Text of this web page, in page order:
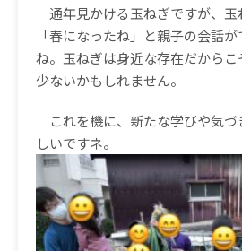
通年見かける玉ねぎですが、玉
「春になったね」と親子の会話
ね。玉ねぎは身近な存在だから
少ないかもしれません。
これを機に、新たな学びや気づ
しいですネ。